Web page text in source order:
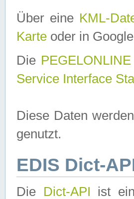
Über eine KML-
Karte oder in
Die
Service Interface
Diese Daten
genutzt.
EDIS Dict-
Die Dict-API ist